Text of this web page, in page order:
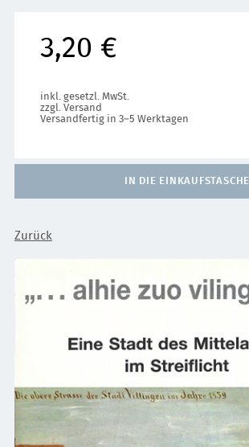
3,20 €
inkl. gesetzl. MwSt.
zzgl. Versand
Versandfertig in 3–5 Werktagen
IN DIE EINKAUFSTASCHE
Zurück